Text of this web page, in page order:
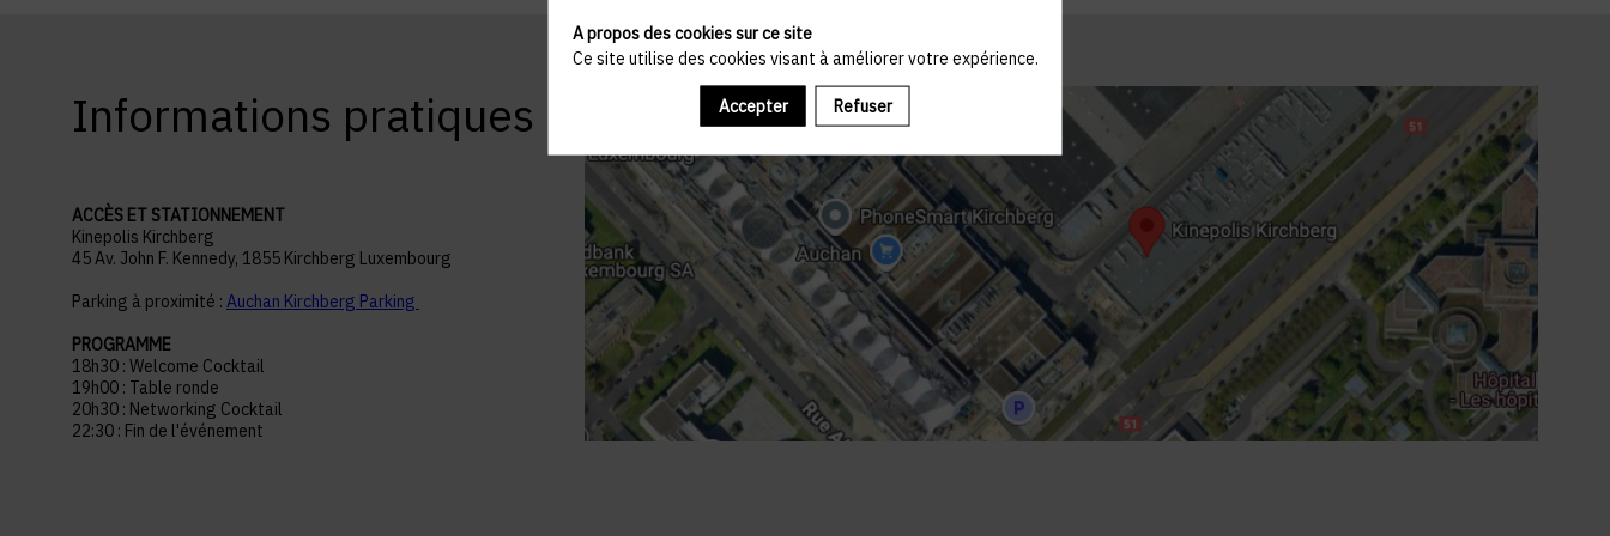
Informations pratiques
ACCÈS ET STATIONNEMENT
Kinepolis Kirchberg
45 Av. John F. Kennedy, 1855 Kirchberg Luxembourg
Parking à proximité : Auchan Kirchberg Parking
PROGRAMME
18h30 : Welcome Cocktail
19h00 : Table ronde
20h30 : Networking Cocktail
22:30 : Fin de l'événement
A propos des cookies sur ce site
Ce site utilise des cookies visant à améliorer votre expérience.
Accepter Refuser